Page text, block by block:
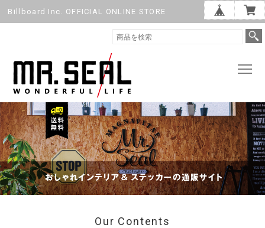
Billboard Inc. OFFICIAL ONLINE STORE
Our Contents